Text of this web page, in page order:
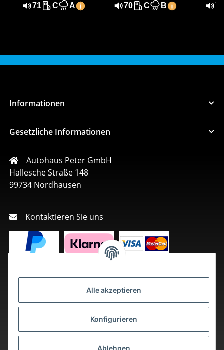
Alle akzeptieren
Konfigurieren
71 C A 70 C B 73
Informationen
Gesetzliche Informationen
Autohaus Peter GmbH
Hallesche Straße 148
99734 Nordhausen
Kontaktieren Sie uns